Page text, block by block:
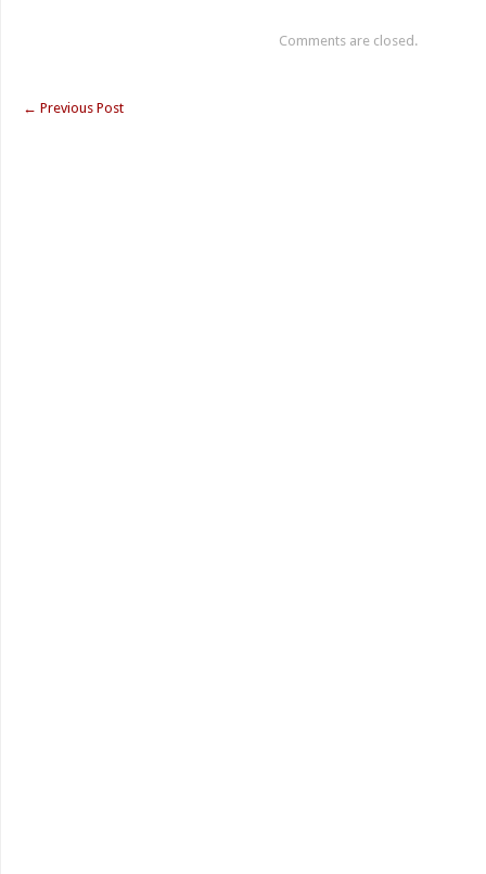
Comments are closed.
← Previous Post